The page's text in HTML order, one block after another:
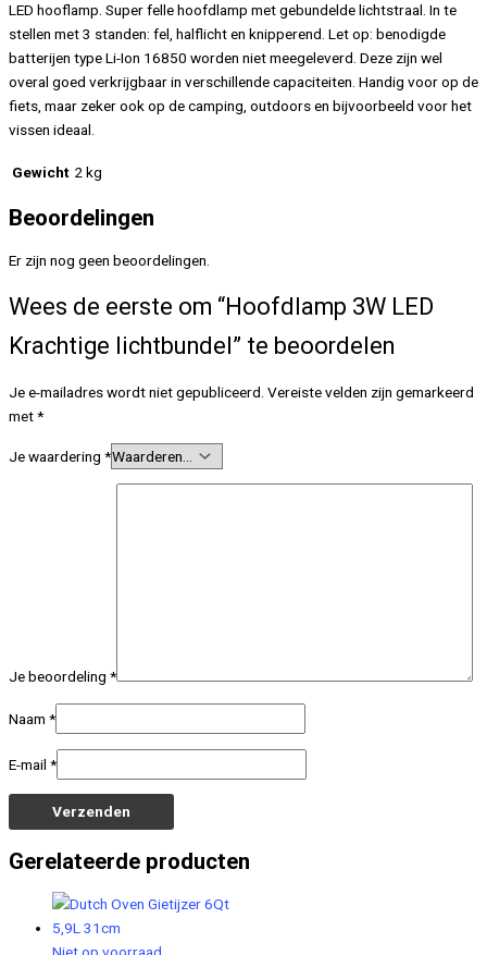
LED hooflamp. Super felle hoofdlamp met gebundelde lichtstraal. In te
stellen met 3 standen: fel, halflicht en knipperend. Let op: benodigde
batterijen type Li-Ion 16850 worden niet meegeleverd. Deze zijn wel
overal goed verkrijgbaar in verschillende capaciteiten. Handig voor op de
fiets, maar zeker ook op de camping, outdoors en bijvoorbeeld voor het
vissen ideaal.
Gewicht 2 kg
Beoordelingen
Er zijn nog geen beoordelingen.
Wees de eerste om “Hoofdlamp 3W LED
Krachtige lichtbundel” te beoordelen
Je e-mailadres wordt niet gepubliceerd. Vereiste velden zijn gemarkeerd
met*
Je waardering *
Je beoordeling *
Naam *
E-mail *
Gerelateerde producten
Niet op voorraad